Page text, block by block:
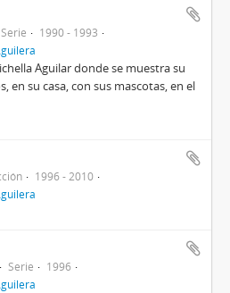
Serie
1990 - 1993
Aguilar donde se muestra su
en su casa, con sus mascotas, en el
1996 - 2010
Serie
1996